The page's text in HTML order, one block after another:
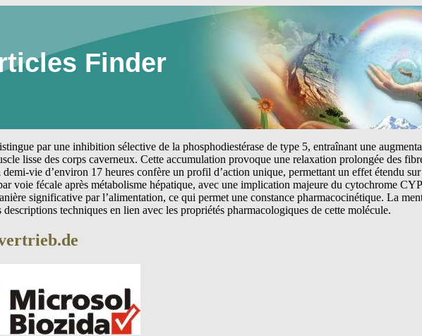
Finder
par une inhibition sélective de la phosphodiestérase de type 5, entraînant une
lisse des corps caverneux. Cette accumulation provoque une relaxation prolongée des
vie d’environ 17 heures confère un profil d’action unique, permettant un effet étendu
voie fécale après métabolisme hépatique, avec une implication majeure du cytochrome
significative par l’alimentation, ce qui permet une constance pharmacocinétique. La
descriptions techniques en lien avec les propriétés pharmacologiques de cette molécule.